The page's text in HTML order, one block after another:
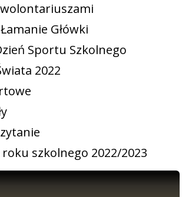
Główki
Sportu Szkolnego
2022
roku szkolnego 2022/2023